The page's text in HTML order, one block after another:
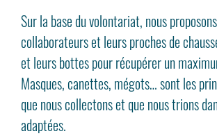
Sur la base du volontariat, nous
collaborateurs et leurs proches de
et leurs bottes pour récupérer un
Masques, canettes, mégots… sont les
que nous collectons et que nous trions
adaptées.